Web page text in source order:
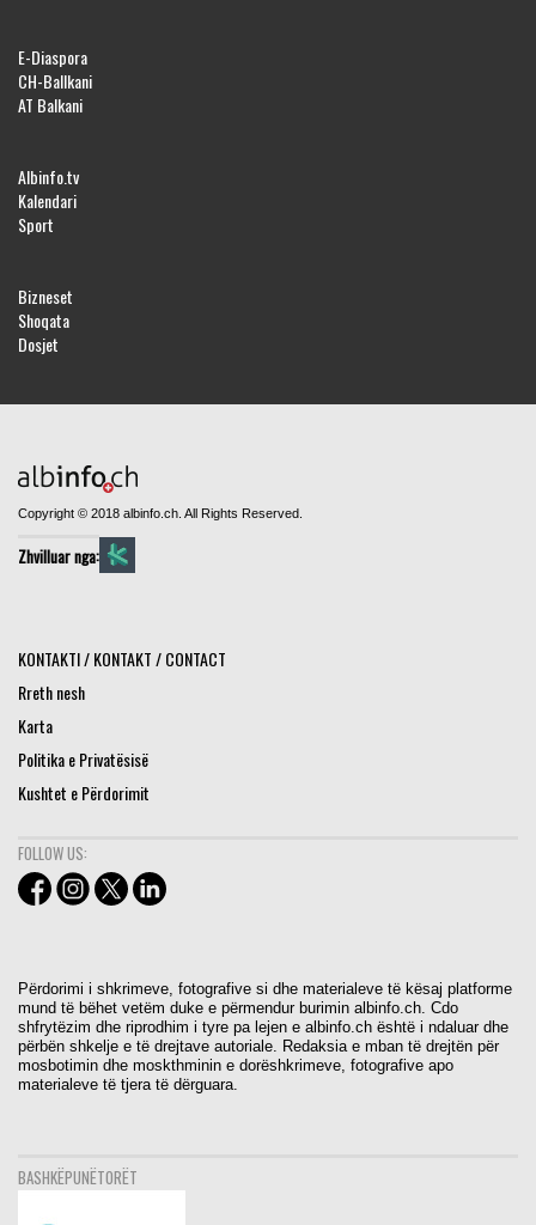
E-Diaspora
CH-Ballkani
AT Balkani
Albinfo.tv
Kalendari
Sport
Bizneset
Shoqata
Dosjet
Copyright © 2018 albinfo.ch. All Rights Reserved.
Zhvilluar nga:
KONTAKTI / KONTAKT / CONTACT
Rreth nesh
Karta
Politika e Privatësisë
Kushtet e Përdorimit
FOLLOW US:
Përdorimi i shkrimeve, fotografive si dhe materialeve të kësaj platforme
mund të bëhet vetëm duke e përmendur burimin albinfo.ch. Cdo
shfrytëzim dhe riprodhim i tyre pa lejen e albinfo.ch është i ndaluar dhe
përbën shkelje e të drejtave autoriale. Redaksia e mban të drejtën për
mosbotimin dhe moskthminin e dorëshkrimeve, fotografive apo
materialeve të tjera të dërguara.
BASHKËPUNËTORËT